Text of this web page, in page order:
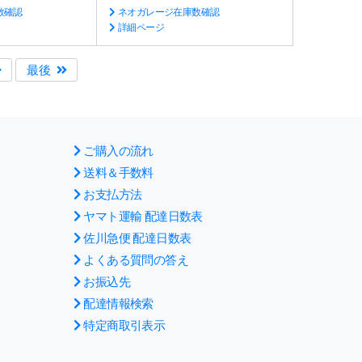
確認
ネオガレージ在庫数確認
詳細ページ
最後
ご購入の流れ
送料＆手数料
お支払方法
ヤマト運輸 配達日数表
佐川急便 配達日数表
よくある質問の答え
お振込先
配達情報検索
特定商取引表示